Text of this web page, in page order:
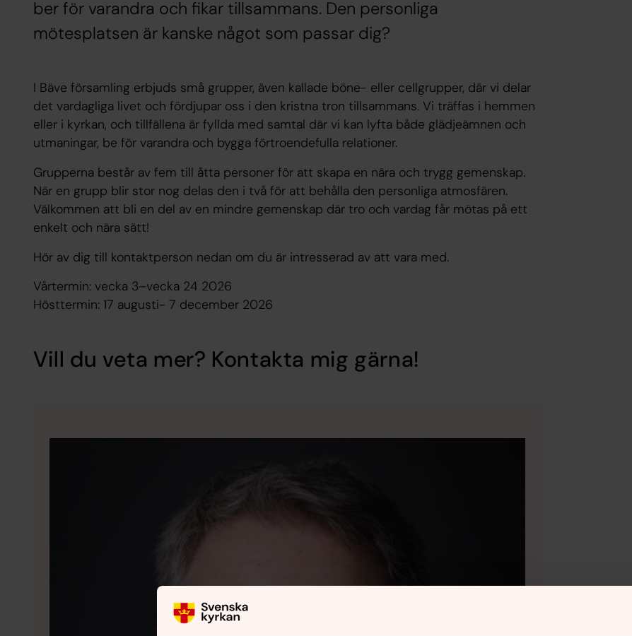
ber för varandra och fikar tillsammans. Den personliga
mötesplatsen är kanske något som passar dig?
I Bäve församling erbjuds små grupper, även kallade böne- eller cellgrupper, där vi delar
det vardagliga livet och fördjupar oss i den kristna tron tillsammans. Vi träffas i hemmen
eller i kyrkan, och tillfällena är fyllda med samtal där vi kan lyfta både glädjeämnen och
utmaningar, be för varandra och bygga förtroendefulla relationer.
Grupperna består av fem till åtta personer för att skapa en nära och trygg gemenskap.
När en grupp blir stor nog delas den i två för att behålla den personliga atmosfären.
Välkommen att bli en del av en mindre gemenskap där tro och vardag får mötas på ett
enkelt och nära sätt!
Hör av dig till kontaktperson nedan om du är intresserad av att vara med.
Vårtermin: vecka 3–vecka 24 2026
Hösttermin: 17 augusti- 7 december 2026
Vill du veta mer? Kontakta mig gärna!